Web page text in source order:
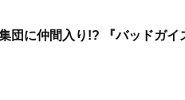
団に仲間入り!? 『バッドガイ